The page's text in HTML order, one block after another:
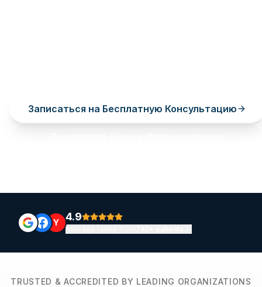
Записаться на Бесплатную Консультацию
Y 4.9
Average rating from
TRUSTED & ACCREDITED BY LEADING ORGANIZATIONS